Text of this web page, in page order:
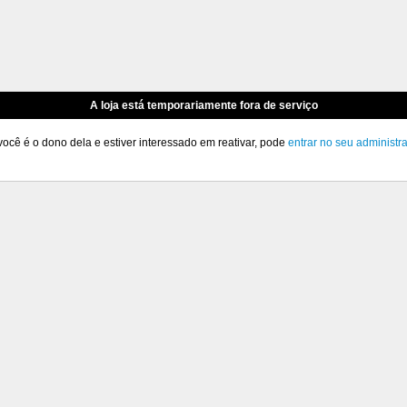
A loja está temporariamente fora de serviço
é o dono dela e estiver interessado em reativar, pode entrar no seu